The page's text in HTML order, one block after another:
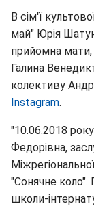
В сім'ї
май" Юрія
прийомна мати,
Галина
колективу
Instagram.
"10.06.2018
Федорівна,
"Сонячне коло".
школи-